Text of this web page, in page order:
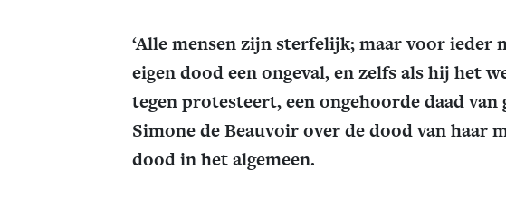
‘Alle mensen zijn sterfelijk; maar voor ieder
eigen dood een ongeval, en zelfs als hij het
tegen protesteert, een ongehoorde daad van
Simone de Beauvoir over de dood van haar
dood in het algemeen.